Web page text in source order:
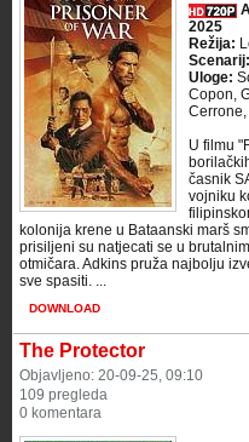
2025
Režija:
Scenarij:
Uloge:
Copon,
U filmu
časnik
vojniku
kolonija krene u Bataanski marš
prisiljeni su natjecati se u
otmičara. Adkins pruža najbolju
sve spasiti. ...
DOWNLOAD
The Protector
Objavljeno: 20-09-25, 09:10
109 pregleda
0 komentara